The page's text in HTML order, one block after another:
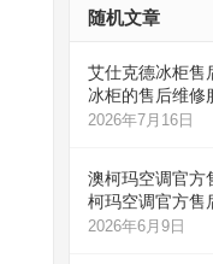
随机文章
艾仕克德冰柜售
冰柜的售后维修
2026年7月16日
澳柯玛空调官方
柯玛空调官方售
2026年6月9日